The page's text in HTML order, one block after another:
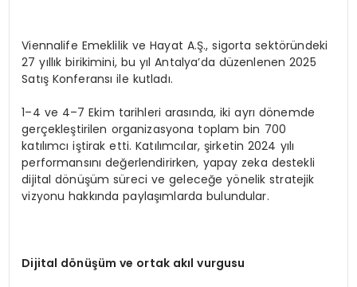
Viennalife Emeklilik ve Hayat A.Ş., sigorta sektöründeki
27 yıllık birikimini, bu yıl Antalya’da düzenlenen 2025
Satış Konferansı ile kutladı.
1–4 ve 4–7 Ekim tarihleri arasında, iki ayrı dönemde
gerçekleştirilen organizasyona toplam bin 700
katılımcı iştirak etti. Katılımcılar, şirketin 2024 yılı
performansını değerlendirirken, yapay zeka destekli
dijital dönüşüm süreci ve geleceğe yönelik stratejik
vizyonu hakkında paylaşımlarda bulundular.
Dijital dönüşüm ve ortak akıl vurgusu